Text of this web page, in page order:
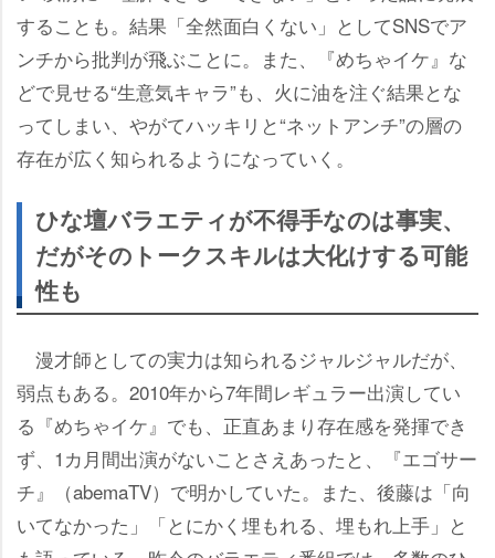
することも。結果「全然面白くない」としてSNSでア
ンチから批判が飛ぶことに。また、『めちゃイケ』な
どで見せる“生意気キャラ”も、火に油を注ぐ結果とな
ってしまい、やがてハッキリと“ネットアンチ”の層の
存在が広く知られるようになっていく。
ひな壇バラエティが不得手なのは事実、
だがそのトークスキルは大化けする可能
性も
漫才師としての実力は知られるジャルジャルだが、
弱点もある。2010年から7年間レギュラー出演してい
る『めちゃイケ』でも、正直あまり存在感を発揮でき
ず、1カ月間出演がないことさえあったと、『エゴサー
チ』（abemaTV）で明かしていた。また、後藤は「向
いてなかった」「とにかく埋もれる、埋もれ上手」と